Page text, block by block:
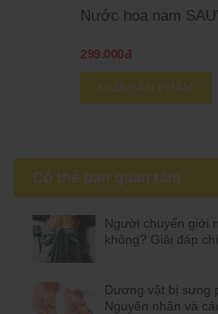
Nước hoa nam
299.000đ
MUA SẢN PHẨM
Có thể bạn quan tâm
Người chuyển giới
không? Giải đáp
Dương vật bị sưng
Nguyên nhân và